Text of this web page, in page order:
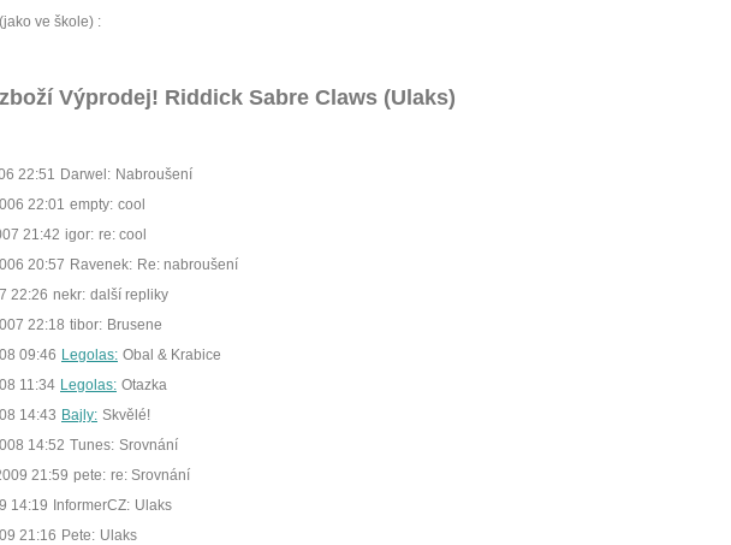
ve škole) :
Výprodej! Riddick Sabre Claws (Ulaks)
22:51 Darwel: Nabroušení
22:01 empty: cool
21:42 igor: re: cool
20:57 Ravenek: Re: nabroušení
22:26 nekr: další repliky
22:18 tibor: Brusene
09:46 Legolas: Obal & Krabice
11:34 Legolas: Otazka
14:43 Bajly: Skvělé!
14:52 Tunes: Srovnání
21:59 pete: re: Srovnání
14:19 InformerCZ: Ulaks
21:16 Pete: Ulaks